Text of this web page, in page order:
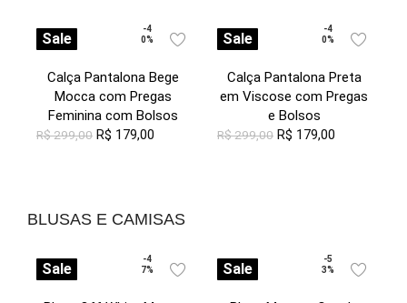
Sale
-4
0%
Calça Pantalona Bege
Mocca com Pregas
Feminina com Bolsos
R$299,00 R$ 179,00
Sale
-4
0%
Calça Pantalona Preta
em Viscose com Pregas
e Bolsos
R$299,00 R$ 179,00
BLUSAS E CAMISAS
Sale
-4
7%
Sale
-5
3%